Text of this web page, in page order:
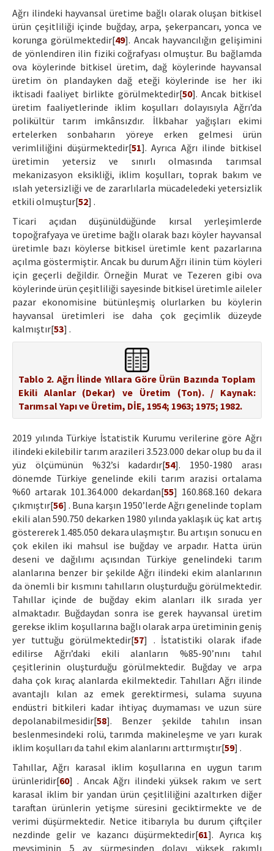
Ağrı ilindeki hayvansal üretime bağlı olarak oluşan bitkisel
ürün çeşitliliği içinde buğday, arpa, şekerpancarı, yonca ve
korunga görülmektedir[49]. Ancak hayvancılığın gelişimini
de yönlendiren ilin fiziki coğrafyası olmuştur. Bu bağlamda
ova köylerinde bitkisel üretim, dağ köylerinde hayvansal
üretim ön plandayken dağ eteği köylerinde ise her iki
iktisadi faaliyet birlikte görülmektedir[50]. Ancak bitkisel
üretim faaliyetlerinde iklim koşulları dolayısıyla Ağrı’da
polikültür tarım imkânsızdır. İlkbahar yağışları ekimi
ertelerken sonbaharın yöreye erken gelmesi ürün
verimliliğini düşürmektedir[51]. Ayrıca Ağrı ilinde bitkisel
üretimin yetersiz ve sınırlı olmasında tarımsal
mekanizasyon eksikliği, iklim koşulları, toprak bakım ve
ıslah yetersizliği ve de zararlılarla mücadeledeki yetersizlik
etkili olmuştur[52] .
Ticari açıdan düşünüldüğünde kırsal yerleşimlerde
topoğrafyaya ve üretime bağlı olarak bazı köyler hayvansal
üretimle bazı köylerse bitkisel üretimle kent pazarlarına
açılma göstermiştir. Ancak bu durum Ağrı ilinin tüm köyleri
için geçerli değildir. Örneğin Murat ve Tezeren gibi ova
köylerinde ürün çeşitliliği sayesinde bitkisel üretimle aileler
pazar ekonomisine bütünleşmiş olurlarken bu köylerin
hayvansal üretimleri ise daha çok geçimlik düzeyde
kalmıştır[53] .
Tablo 2. Ağrı İlinde Yıllara Göre Ürün Bazında Toplam
Ekili Alanlar (Dekar) ve Üretim (Ton). / Kaynak:
Tarımsal Yapı ve Üretim, DİE, 1954; 1963; 1975; 1982.
2019 yılında Türkiye İstatistik Kurumu verilerine göre Ağrı
ilindeki ekilebilir tarım arazileri 3.523.000 dekar olup bu da il
yüz ölçümünün %32’si kadardır[54]. 1950-1980 arası
dönemde Türkiye genelinde ekili tarım arazisi ortalama
%60 artarak 101.364.000 dekardan[55] 160.868.160 dekara
çıkmıştır[56] . Buna karşın 1950’lerde Ağrı genelinde toplam
ekili alan 590.750 dekarken 1980 yılında yaklaşık üç kat artış
göstererek 1.485.050 dekara ulaşmıştır. Bu artışın sonucu en
çok ekilen iki mahsul ise buğday ve arpadır. Hatta ürün
deseni ve dağılımı açısından Türkiye genelindeki tarım
alanlarına benzer bir şekilde Ağrı ilindeki ekim alanlarının
da önemli bir kısmını tahılların oluşturduğu görülmektedir.
Tahıllar içinde de buğday ekim alanları ilk sırada yer
almaktadır. Buğdaydan sonra ise gerek hayvansal üretim
gerekse iklim koşullarına bağlı olarak arpa üretiminin geniş
yer tuttuğu görülmektedir[57] . İstatistiki olarak ifade
edilirse Ağrı’daki ekili alanların %85-90’nını tahıl
çeşitlerinin oluşturduğu görülmektedir. Buğday ve arpa
daha çok kıraç alanlarda ekilmektedir. Tahılları Ağrı ilinde
avantajlı kılan az emek gerektirmesi, sulama suyuna
endüstri bitkileri kadar ihtiyaç duymaması ve uzun süre
depolanabilmesidir[58]. Benzer şekilde tahılın insan
beslenmesindeki rolü, tarımda makineleşme ve yarı kurak
iklim koşulları da tahıl ekim alanlarını arttırmıştır[59] .
Tahıllar, Ağrı karasal iklim koşullarına en uygun tarım
ürünleridir[60] . Ancak Ağrı ilindeki yüksek rakım ve sert
karasal iklim bir yandan ürün çeşitliliğini azaltırken diğer
taraftan ürünlerin yetişme süresini geciktirmekte ve de
verimi düşürmektedir. Netice itibarıyla bu durum çiftçiler
nezdinde gelir ve kazancı düşürmektedir[61]. Ayrıca kış
mevsiminin 5 ay sürmesinden dolayı yüksek rakımlı